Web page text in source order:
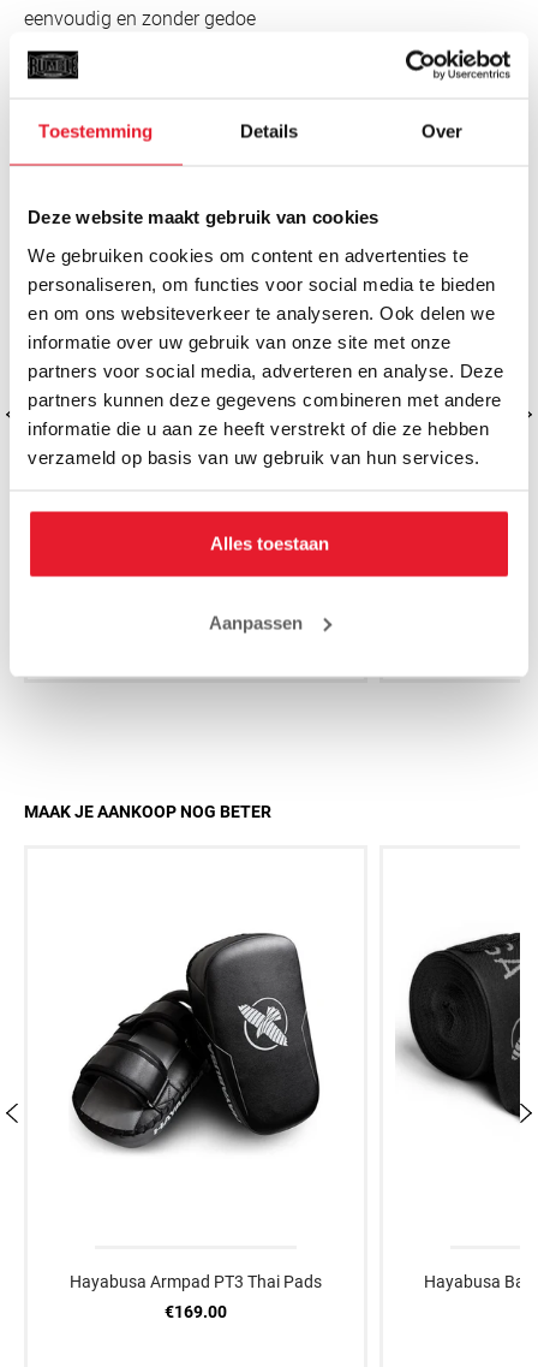
Toestemming Details Over
Deze website maakt gebruik van cookies
We gebruiken cookies om content en advertenties te
personaliseren, om functies voor social media te bieden
en om ons websiteverkeer te analyseren. Ook delen we
informatie over uw gebruik van onze site met onze
partners voor social media, adverteren en analyse. Deze
partners kunnen deze gegevens combineren met andere
informatie die u aan ze heeft verstrekt of die ze hebben
verzameld op basis van uw gebruik van hun services.
Alles toestaan
Aanpassen
eenvoudig en zonder gedoe
Hayabusa Hex Mid-Thigh Fight Shorts
Hayabusa Hex
MAAK JE AANKOOP NOG BETER
Hayabusa Armpad PT3 Thai Pads
€169.00
Hayabusa